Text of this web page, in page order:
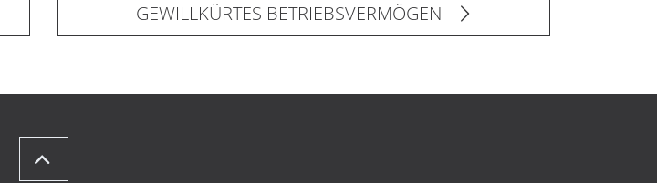
GEWILLKÜRTES BETRIEBSVERMÖGEN